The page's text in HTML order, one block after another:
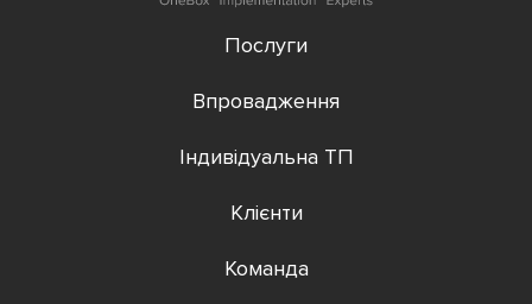
Послуги
Впровадження
Індивідуальна ТП
Клієнти
Команда